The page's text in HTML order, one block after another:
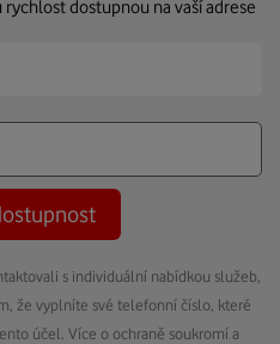
dostupnou na vaší adrese
s individuální nabídkou služeb,
že vyplníte své telefonní číslo, které
účel. Více o ochraně soukromí a